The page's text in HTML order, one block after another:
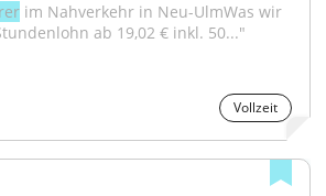
im Nahverkehr in Neu-UlmWas wir
ab 19,02 € inkl. 50..."
Vollzeit